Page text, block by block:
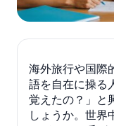
海外旅行や国際
語を自在に操る
覚えたの？」と
しょうか。世界